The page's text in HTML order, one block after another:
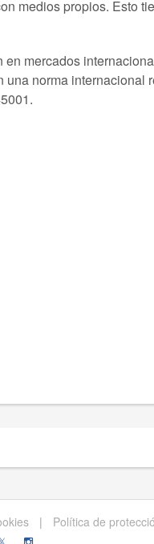
medios propios. Esto
mercados
norma internacional
| Política de